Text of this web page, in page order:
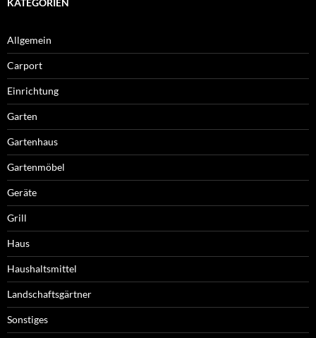
KATEGORIEN
Allgemein
Carport
Einrichtung
Garten
Gartenhaus
Gartenmöbel
Geräte
Grill
Haus
Haushaltsmittel
Landschaftsgärtner
Sonstiges